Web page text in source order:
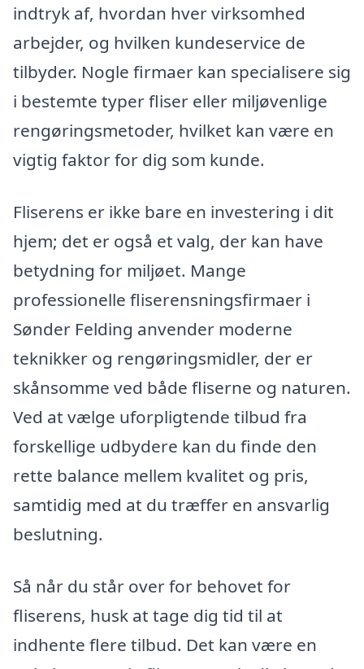
indtryk af, hvordan hver virksomhed
arbejder, og hvilken kundeservice de
tilbyder. Nogle firmaer kan specialisere sig
i bestemte typer fliser eller miljøvenlige
rengøringsmetoder, hvilket kan være en
vigtig faktor for dig som kunde.
Fliserens er ikke bare en investering i dit
hjem; det er også et valg, der kan have
betydning for miljøet. Mange
professionelle fliserensningsfirmaer i
Sønder Felding anvender moderne
teknikker og rengøringsmidler, der er
skånsomme ved både fliserne og naturen.
Ved at vælge uforpligtende tilbud fra
forskellige udbydere kan du finde den
rette balance mellem kvalitet og pris,
samtidig med at du træffer en ansvarlig
beslutning.
Så når du står over for behovet for
fliserens, husk at tage dig tid til at
indhente flere tilbud. Det kan være en